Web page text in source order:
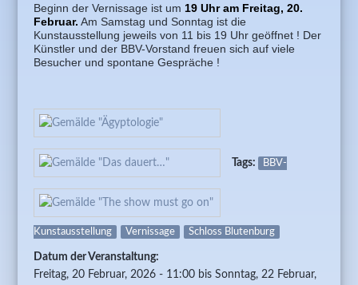
Beginn der Vernissage ist um 19 Uhr am Freitag, 20.
Februar. Am Samstag und Sonntag ist die
Kunstausstellung jeweils von 11 bis 19 Uhr geöffnet ! Der
Künstler und der BBV-Vorstand freuen sich auf viele
Besucher und spontane Gespräche !
Tags: BBV-
Kunstausstellung Vernissage Schloss Blutenburg
Datum der Veranstaltung:
Freitag, 20 Februar, 2026 - 11:00 bisSonntag, 22 Februar,